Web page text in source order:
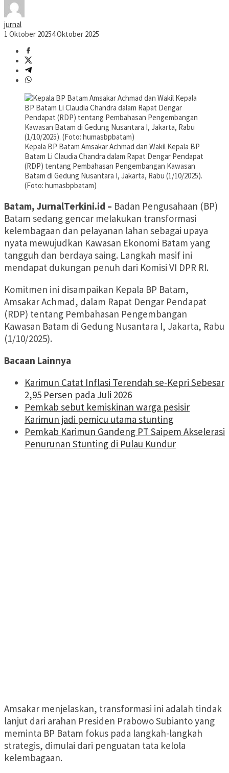
jurnal
1 Oktober 20254 Oktober 2025
Kepala BP Batam Amsakar Achmad dan Wakil Kepala BP
Batam Li Claudia Chandra dalam Rapat Dengar Pendapat
(RDP) tentang Pembahasan Pengembangan Kawasan
Batam di Gedung Nusantara I, Jakarta, Rabu (1/10/2025).
(Foto: humasbpbatam)
Batam, JurnalTerkini.id – Badan Pengusahaan (BP)
Batam sedang gencar melakukan transformasi
kelembagaan dan pelayanan lahan sebagai upaya
nyata mewujudkan Kawasan Ekonomi Batam yang
tangguh dan berdaya saing. Langkah masif ini
mendapat dukungan penuh dari Komisi VI DPR RI.
Komitmen ini disampaikan Kepala BP Batam,
Amsakar Achmad, dalam Rapat Dengar Pendapat
(RDP) tentang Pembahasan Pengembangan
Kawasan Batam di Gedung Nusantara I, Jakarta, Rabu
(1/10/2025).
Bacaan Lainnya
Karimun Catat Inflasi Terendah se-Kepri Sebesar
2,95 Persen pada Juli 2026
Pemkab sebut kemiskinan warga pesisir
Karimun jadi pemicu utama stunting
Pemkab Karimun Gandeng PT Saipem Akselerasi
Penurunan Stunting di Pulau Kundur
Amsakar menjelaskan, transformasi ini adalah tindak
lanjut dari arahan Presiden Prabowo Subianto yang
meminta BP Batam fokus pada langkah-langkah
strategis, dimulai dari penguatan tata kelola
kelembagaan.